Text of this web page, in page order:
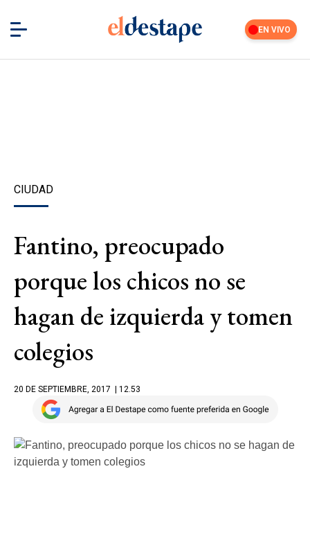
EN VIVO
CIUDAD
Fantino, preocupado
porque los chicos no se
hagan de izquierda y tomen
colegios
20 DE SEPTIEMBRE, 2017 | 12.53